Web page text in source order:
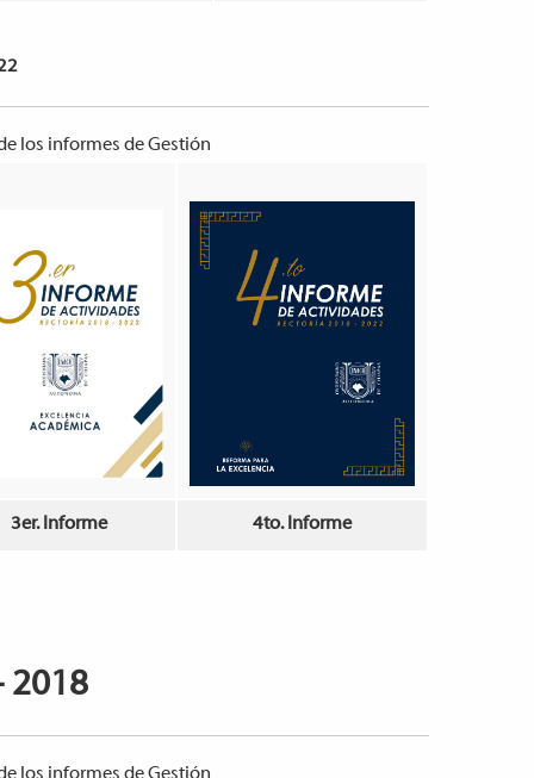
los informes de Gestión
3er. Informe 4to. Informe
2018